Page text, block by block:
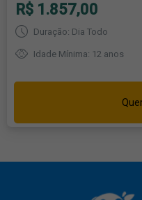
R$ 1.857,00
Duração: Dia Todo
Idade Mínima: 12 anos